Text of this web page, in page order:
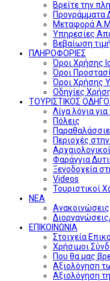
Βρείτε την
Προγράμματα
Μεταφορά
Υπηρεσίες
Βεβαίωση
ΠΛΗΡΟΦΟΡΙΕΣ
Όροι Χρήσης
Όροι
Όροι Χρήσης
Οδηγίες
ΤΟΥΡΙΣΤΙΚΟΣ
Λίγα λόγια
Πόλεις
Περιοχές
Φαράγγια
Ξενοδοχεία
Videos
Τουριστικοί
ΝΕΑ
Ανακοινώσεις
ΕΠΙΚΟΙΝΩΝΙΑ
Στοιχεία
Χρήσιμοι
Που θα μας
Αξιολόγηση
Αξιολόγηση